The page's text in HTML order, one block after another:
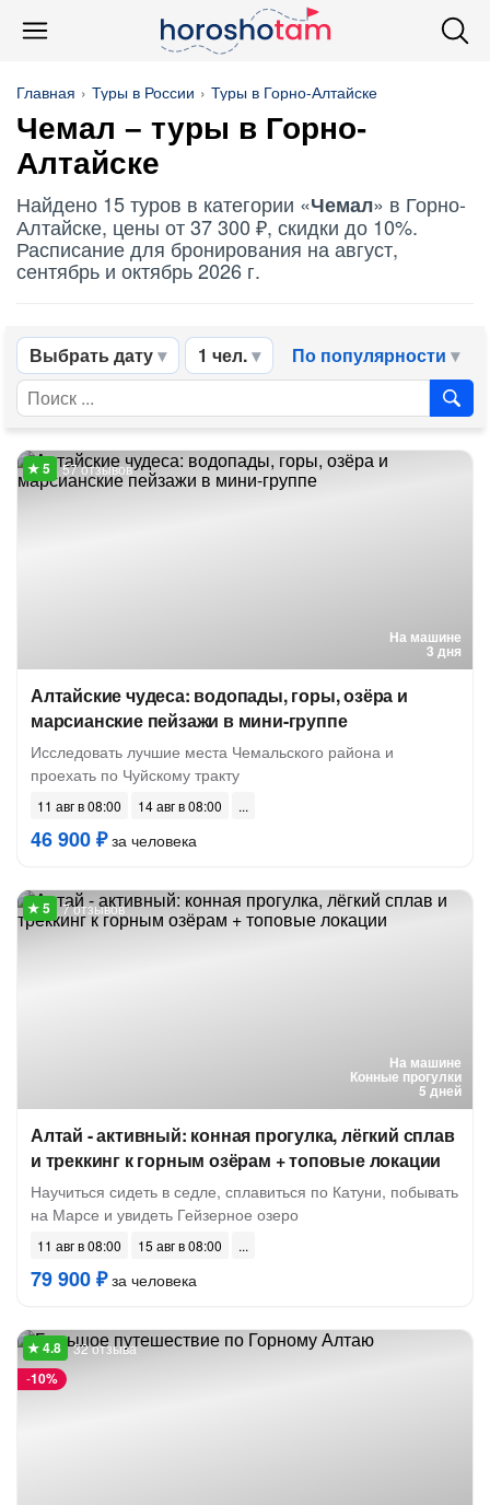
Главная Туры в России Туры в Горно-Алтайске
Чемал – туры в Горно-
Алтайске
Найдено 15 туров в категории «Чемал» в Горно-
Алтайске, цены от 37 300 ₽, скидки до 10%.
Расписание для бронирования на август,
сентябрь и октябрь 2026 г.
Выбрать дату 1 чел. По популярности
На машине
3 дня
57 отзывов
Алтайские чудеса: водопады, горы, озёра и
марсианские пейзажи в мини-группе
Исследовать лучшие места Чемальского района и
проехать по Чуйскому тракту
11 авг в 08:00 14 авг в 08:00
46 900 ₽за человека
На машине
Конные прогулки
5 дней
7 отзывов
Алтай - активный: конная прогулка, лёгкий сплав
и треккинг к горным озёрам + топовые локации
Научиться сидеть в седле, сплавиться по Катуни, побывать
на Марсе и увидеть Гейзерное озеро
11 авг в 08:00 15 авг в 08:00
79 900 ₽за человека
-10%
32 отзыва